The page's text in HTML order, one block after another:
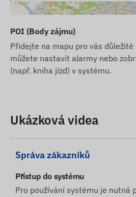
POI (Body zájmu)
Přidejte na mapu pro vás
můžete nastavit alarmy nebo
(např. kniha jízd) v systému.
Ukázková videa
Správa zákazníků
Přístup do systému
Pro používání systému je nutná